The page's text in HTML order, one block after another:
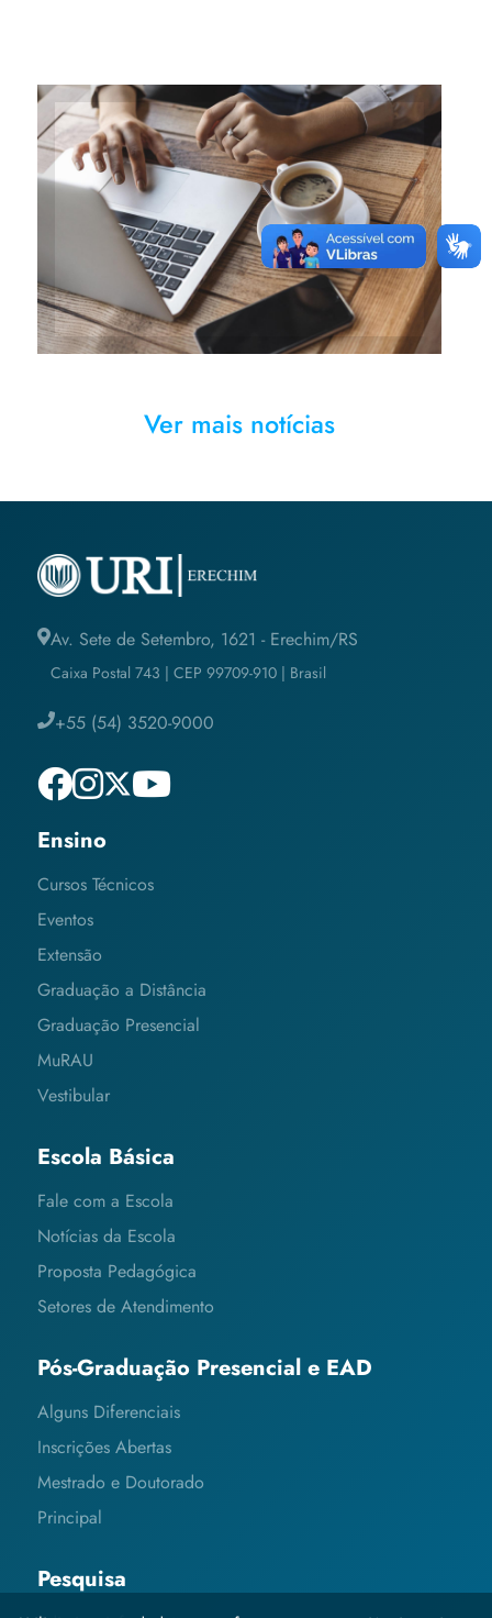
Vestibular de Inverno ofereceu
vagas em diversos cursos da
Universidade
Ver mais notícias
Av. Sete de Setembro, 1621 - Erechim/RS
Caixa Postal 743 | CEP 99709-910 | Brasil
+55 (54) 3520-9000
Ensino
Cursos Técnicos
Eventos
Extensão
Graduação a Distância
Graduação Presencial
MuRAU
Vestibular
Escola Básica
Fale com a Escola
Notícias da Escola
Proposta Pedagógica
Setores de Atendimento
Pós-Graduação Presencial e EAD
Alguns Diferenciais
Inscrições Abertas
Mestrado e Doutorado
Principal
Pesquisa